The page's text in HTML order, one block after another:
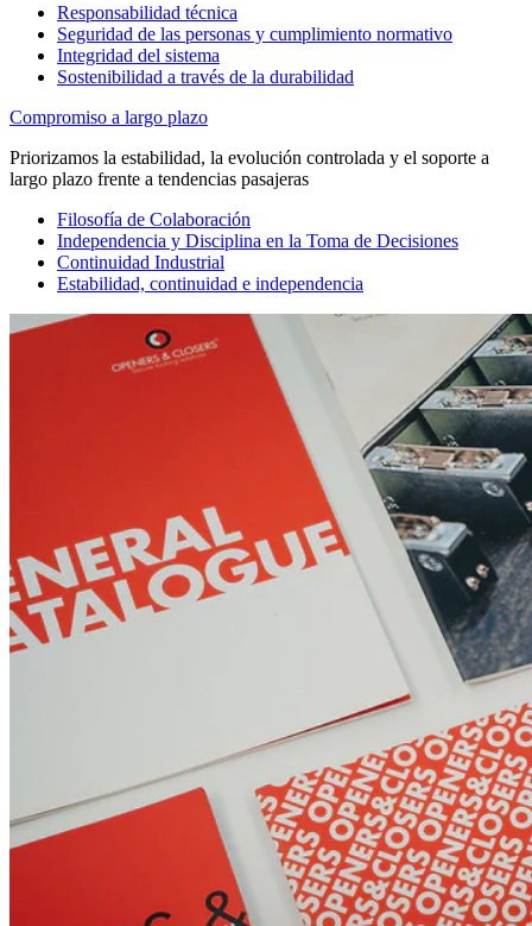
Responsabilidad técnica
Seguridad de las personas y cumplimiento normativo
Integridad del sistema
Sostenibilidad a través de la durabilidad
Compromiso a largo plazo
Priorizamos la estabilidad, la evolución controlada y el soporte a
largo plazo frente a tendencias pasajeras
Filosofía de Colaboración
Independencia y Disciplina en la Toma de Decisiones
Continuidad Industrial
Estabilidad, continuidad e independencia